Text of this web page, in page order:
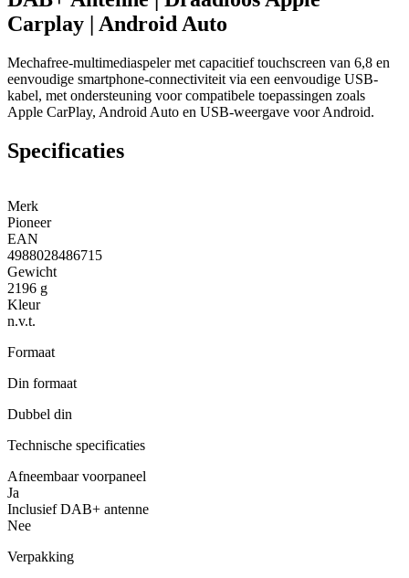
Carplay | Android Auto
Mechafree-multimediaspeler met capacitief touchscreen van 6,8 en
eenvoudige smartphone-connectiviteit via een eenvoudige USB-
kabel, met ondersteuning voor compatibele toepassingen zoals
Apple CarPlay, Android Auto en USB-weergave voor Android.
Specificaties
Merk
Pioneer
EAN
4988028486715
Gewicht
2196 g
Kleur
n.v.t.
Formaat
Din formaat
Dubbel din
Technische specificaties
Afneembaar voorpaneel
Ja
Inclusief DAB+ antenne
Nee
Verpakking